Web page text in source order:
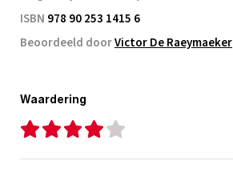
ISBN 978 90 253 1415 6
Beoordeeld doorVictor De Raeymaeker
Waardering